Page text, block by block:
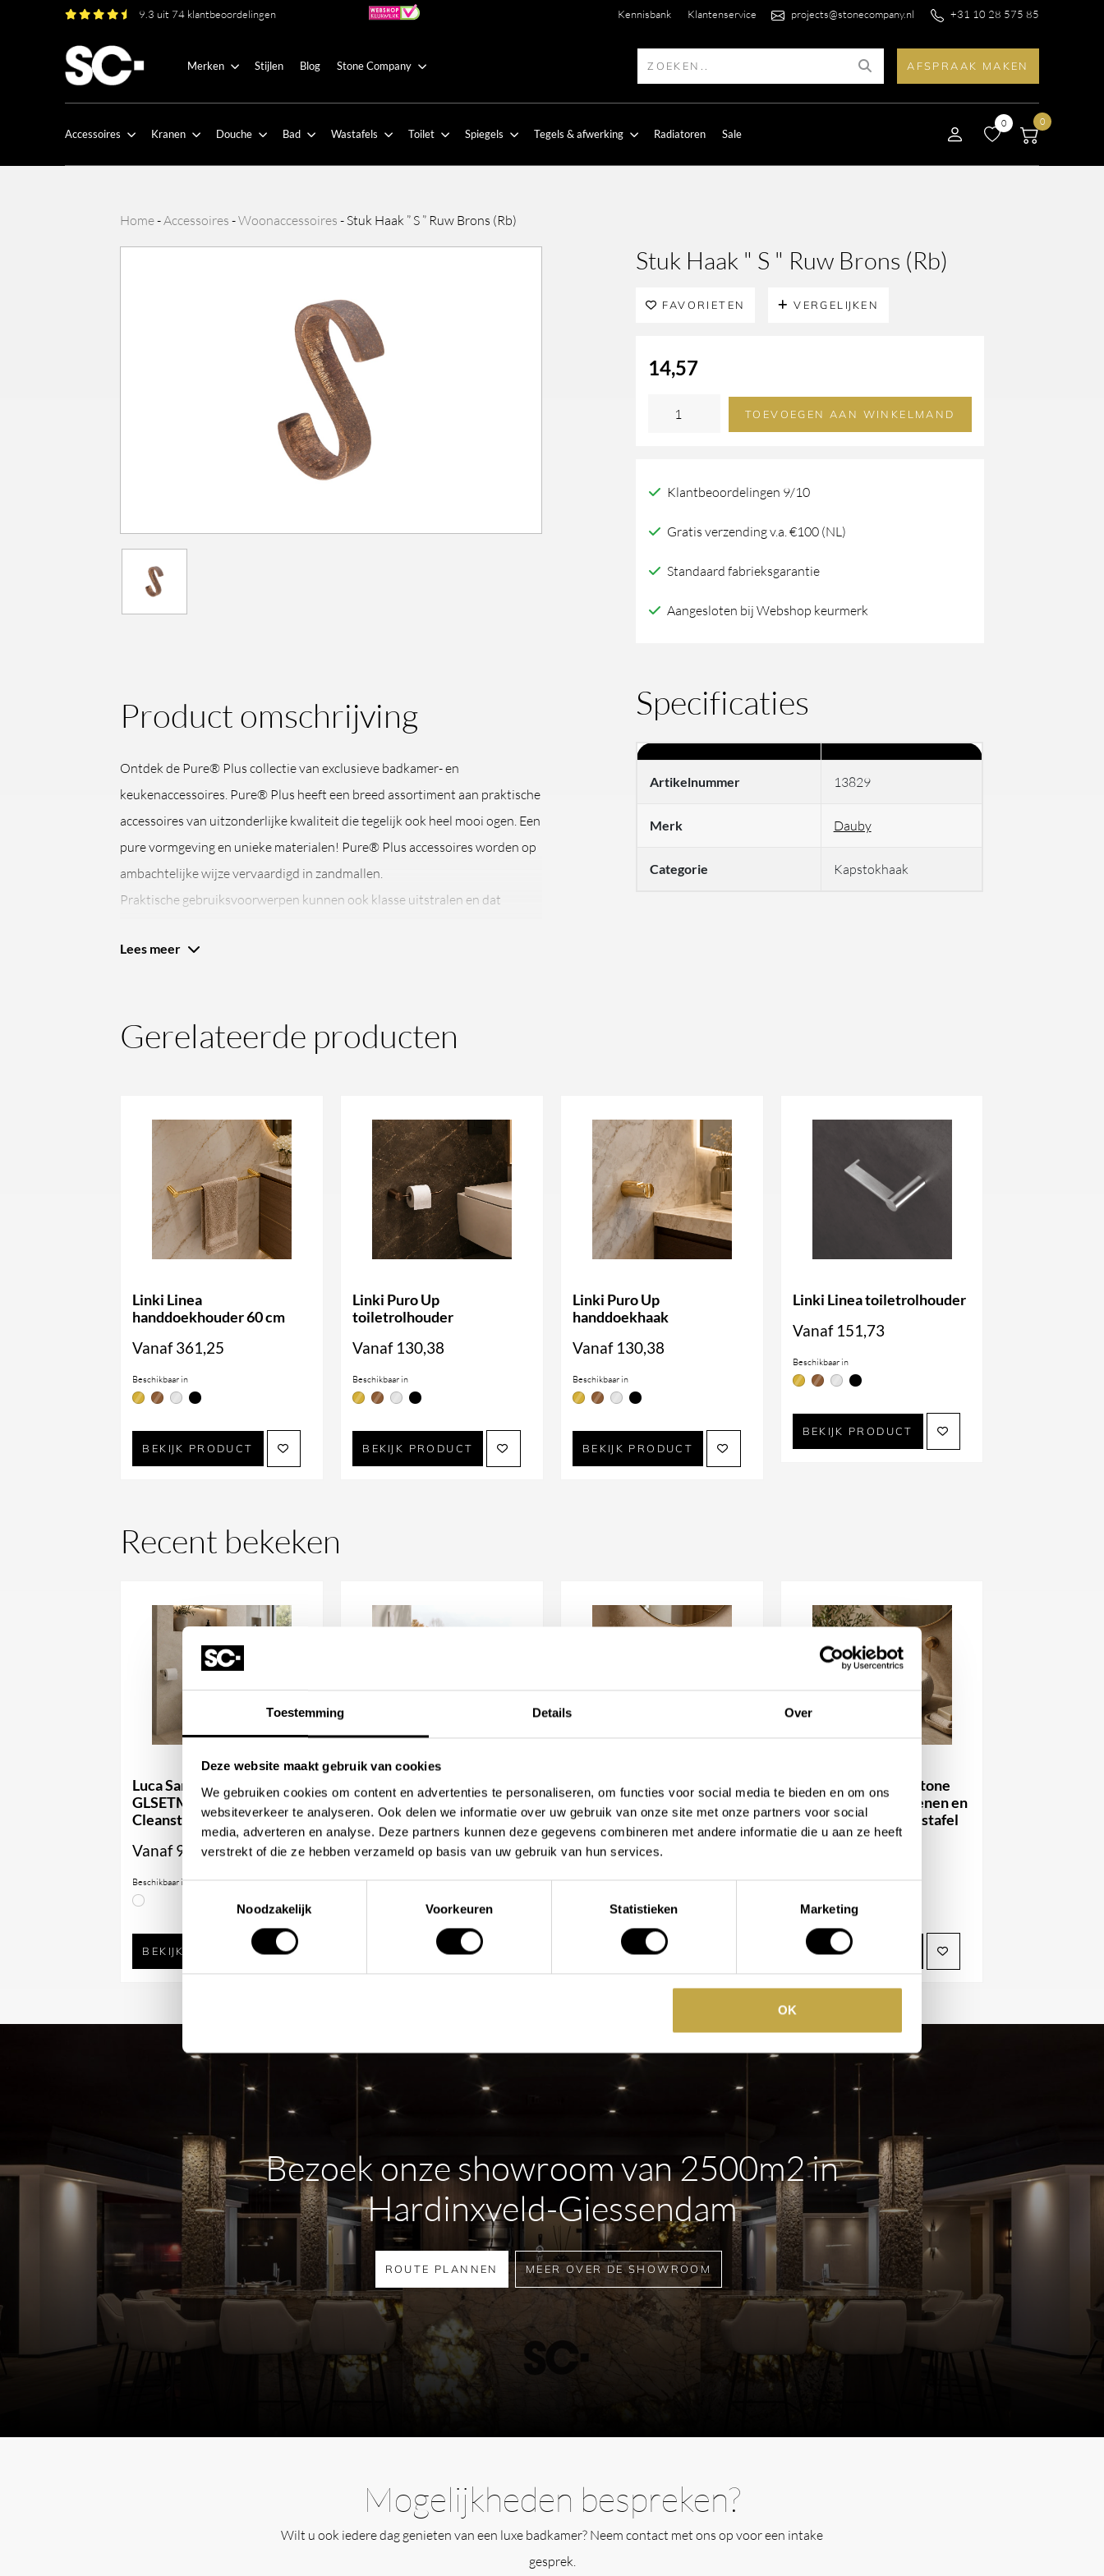
Toestemming Details Over
Deze website maakt gebruik van cookies
We gebruiken cookies om content en advertenties te personaliseren, om functies voor social media te bieden en om ons
websiteverkeer te analyseren. Ook delen we informatie over uw gebruik van onze site met onze partners voor social
media, adverteren en analyse. Deze partners kunnen deze gegevens combineren met andere informatie die u aan ze heeft
verstrekt of die ze hebben verzameld op basis van uw gebruik van hun services.
Toestemmingsselectie
Noodzakelijk
Voorkeuren Statistieken Marketing
OK
9.3 uit 74 klantbeoordelingen Kennisbank Klantenservice projects@stonecompany.nl +31 10 28 575 85
Merken Stijlen Blog Stone Company AFSPRAAK MAKEN
Accessoires Kranen Douche Bad Wastafels Toilet Spiegels Tegels & afwerking Radiatoren Sale
0 0
Home-Accessoires -Woonaccessoires -Stuk Haak ” S ” Ruw Brons (Rb)
Stuk Haak " S " Ruw Brons (Rb)
FAVORIETEN VERGELIJKEN
14,57
Ruw
Brons
aantal
TOEVOEGEN AAN WINKELMAND
Klantbeoordelingen 9/10
Gratis verzending v.a. €100 (NL)
Standaard fabrieksgarantie
Aangesloten bij Webshop keurmerk
Product omschrijving
Ontdek de Pure® Plus collectie van exclusieve badkamer- en
keukenaccessoires. Pure® Plus heeft een breed assortiment aan praktische
accessoires van uitzonderlijke kwaliteit die tegelijk ook heel mooi ogen. Een
pure vormgeving en unieke materialen! Pure® Plus accessoires worden op
ambachtelijke wijze vervaardigd in zandmallen.
Praktische gebruiksvoorwerpen kunnen ook klasse uitstralen en dat
Lees meer
Specificaties
Artikelnummer 13829
Merk Dauby
Categorie Kapstokhaak
Gerelateerde producten
Linki Linea
handdoekhouder 60 cm
Vanaf361,25
Beschikbaar in
BEKIJK PRODUCT
Linki Puro Up
toiletrolhouder
Vanaf 130,38
Beschikbaar in
BEKIJK PRODUCT
Linki Puro Up
handdoekhaak
Vanaf 130,38
Beschikbaar in
BEKIJK PRODUCT
Linki Linea toiletrolhouder
Vanaf 151,73
Beschikbaar in
BEKIJK PRODUCT
Recent bekeken
Luca Sanitair Globo
GLSETMES04N Futuro Pro
Cleanstorm Wandcloset
Vanaf938,90
Beschikbaar in
BEKIJK PRODUCT
Luca Sanitair Globo
GLSETFNS02N Forty3
Cleanstorm Wandcloset
Vanaf964,31
Beschikbaar in
BEKIJK PRODUCT
Luca Sanitair Luca Stone
Travertin Natuurstenen
fontein opzetwastafel
Vanaf640,09
Beschikbaar in
BEKIJK PRODUCT
Luca Sanitair Luca Stone
Travertin Natuurstenen en
gebeitelde opzetwastafel
Beschikbaar in
BEKIJK PRODUCT
Bezoek onze showroom van 2500m2 in
Hardinxveld-Giessendam
ROUTE PLANNEN MEER OVER DE SHOWROOM
Mogelijkheden bespreken?
Wilt u ook iedere dag genieten van een luxe badkamer? Neem contact met ons op voor een intake
gesprek.